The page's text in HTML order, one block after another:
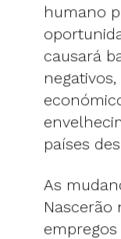
humano
causará
países
As
Nascerão
empregos